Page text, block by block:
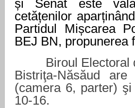
și Senat este
cetățenilor
Partidul Mișcarea
BEJ BN, propunerea
Biroul Electoral
Bistriţa-Năsăud
(camera 6, parter)
10-16.